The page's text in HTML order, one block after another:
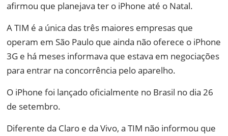
afirmou que planejava ter o iPhone até o Natal.
A TIM é a única das três maiores empresas que
operam em São Paulo que ainda não oferece o iPhone
3G e há meses informava que estava em negociações
para entrar na concorrência pelo aparelho.
O iPhone foi lançado oficialmente no Brasil no dia 26
de setembro.
Diferente da Claro e da Vivo, a TIM não informou que